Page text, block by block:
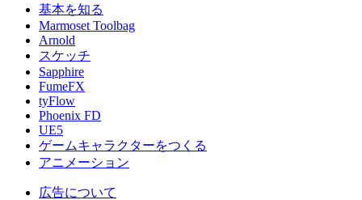
基本を知る
Marmoset Toolbag
Arnold
スケッチ
Sapphire
FumeFX
tyFlow
Phoenix FD
UE5
ゲームキャラクターをつくる
アニメーション
広告について